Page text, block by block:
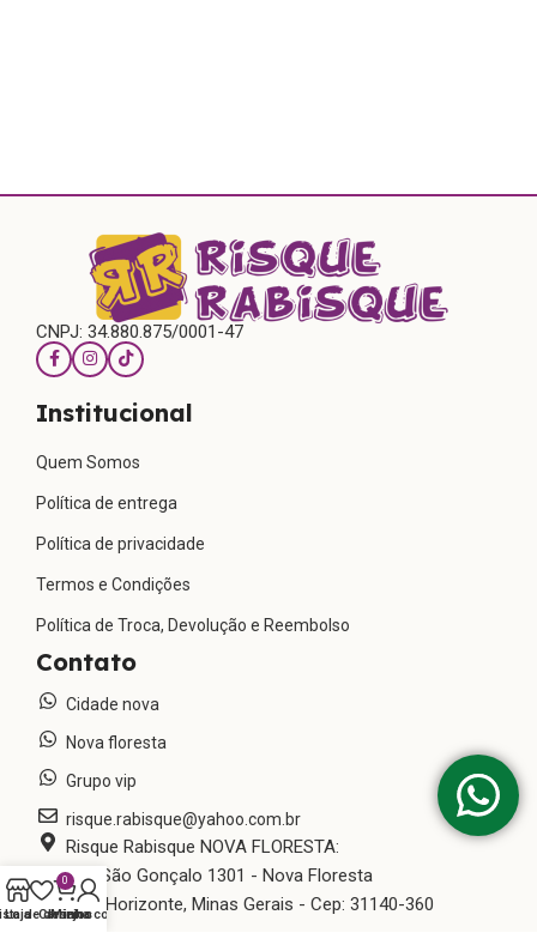
CNPJ: 34.880.875/0001-47
Institucional
Quem Somos
Política de entrega
Política de privacidade
Termos e Condições
Política de Troca, Devolução e Reembolso
Contato
Cidade nova
Nova floresta
Grupo vip
risque.rabisque@yahoo.com.br
Risque Rabisque NOVA FLORESTA:
Rua São Gonçalo 1301 - Nova Floresta
Belo Horizonte, Minas Gerais - Cep: 31140-360
Lojade desejos
0
Carrinho
Minha conta